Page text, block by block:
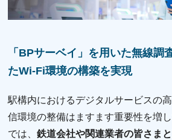
「BPサーベイ」を⽤いた無線調
たWi-Fi環境の構築を実現
駅構内におけるデジタルサービスの
信環境の整備はますます重要性を増
では、鉄道会社や関連業者の皆さま